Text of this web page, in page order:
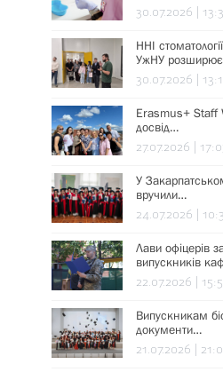
30.07.2026 |
ННІ
УжНУ
30.07.2026 |
Erasmus+ Staff
досвід…
27.07.2026 |
У
вручили…
24.07.2026 |
Лави офіцерів
випускників
22.07.2026 |
Випускникам
документи…
21.07.2026 |